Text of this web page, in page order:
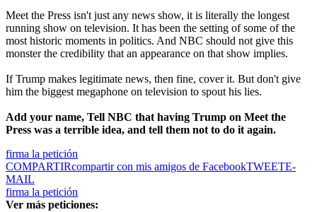
Meet the Press isn't just any news show, it is literally the longest
running show on television. It has been the setting of some of the
most historic moments in politics. And NBC should not give this
monster the credibility that an appearance on that show implies.
If Trump makes legitimate news, then fine, cover it. But don't give
him the biggest megaphone on television to spout his lies.
Add your name, Tell NBC that having Trump on Meet the
Press was a terrible idea, and tell them not to do it again.
firma la petición
COMPARTIRcompartir con mis amigos de FacebookTWEETE-
MAIL
firma la petición
Ver más peticiones: